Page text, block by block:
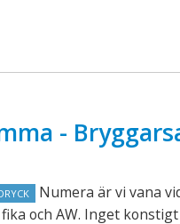
-
Numera är vi vana
och AW. Inget